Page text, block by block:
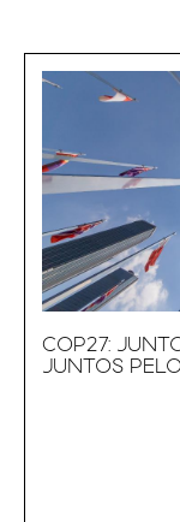
COP27:
JUNTOS